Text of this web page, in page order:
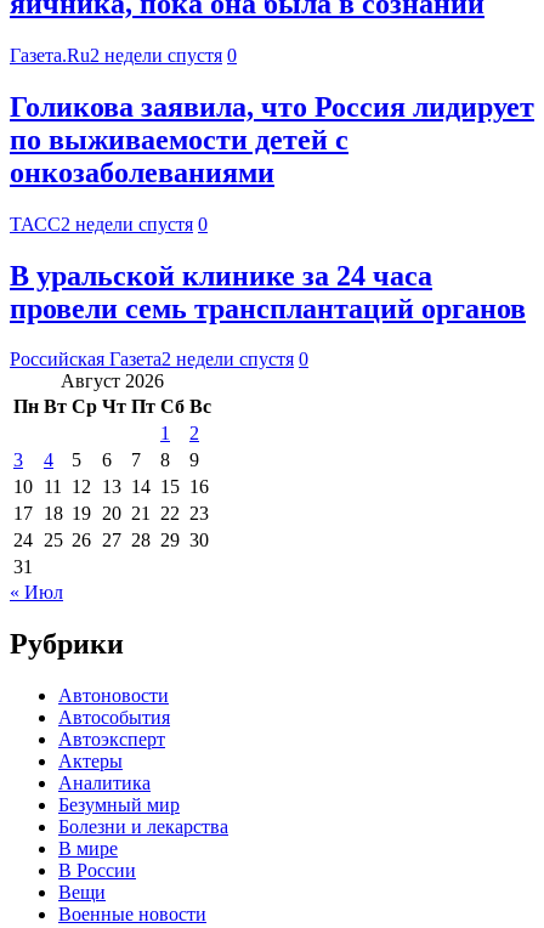
Газета.Ru2 недели спустя 0
Голикова заявила, что Россия лидирует
по выживаемости детей с
онкозаболеваниями
ТАСС2 недели спустя 0
В уральской клинике за 24 часа
провели семь трансплантаций органов
Российская Газета2 недели спустя 0
Август 2026
Пн Вт Ср Чт Пт Сб Вс
1
2
3
4 5 6 7 8
9
10 11 12 13 14 15 16
17 18 19 20 21 22 23
24 25 26 27 28 29 30
31
« Июл
Рубрики
Автоновости
Автособытия
Автоэксперт
Актеры
Аналитика
Безумный мир
Болезни и лекарства
В мире
В России
Вещи
Военные новости